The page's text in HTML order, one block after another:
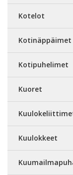
Kotelot
Kotinäppäimet
Kotipuhelimet
Kuoret
Kuulokkeet